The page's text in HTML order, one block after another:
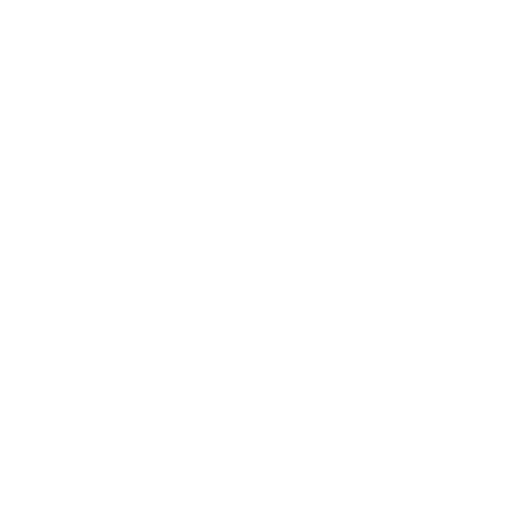
Kinnisvara täiendkoolitus on mõeldud